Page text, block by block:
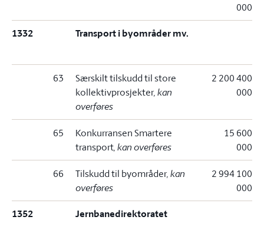
000
1332 Transport i byområder mv.
63
Særskilt tilskudd til store
kollektivprosjekter, kan
overføres
2 200 400
000
65
Konkurransen Smartere
transport, kan overføres
15 600
000
66 Tilskudd til byområder, kan
overføres
2 994 100
000
1352 Jernbanedirektoratet